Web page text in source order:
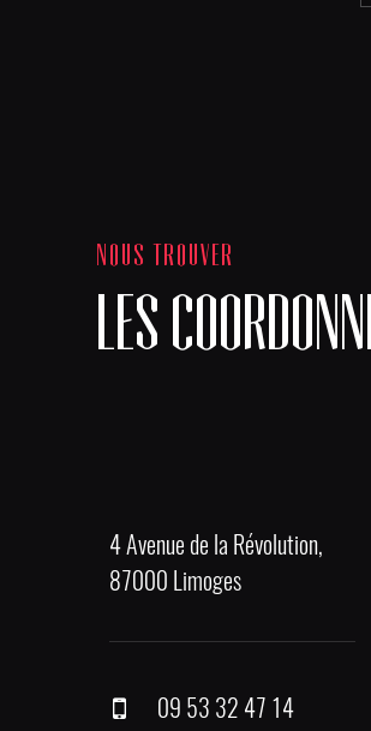
NOUS TROUVER
LES
4 Avenue de la Révolution,
87000 Limoges
09 53 32 47 14